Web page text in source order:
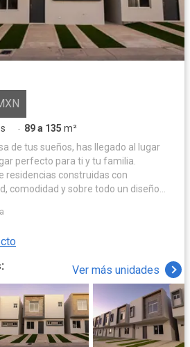
· 89 a 135 m²
de tus sueños, has llegado al lugar
perfecto para ti y tu familia.
residencias construidas con
comodidad y sobre todo un diseño
Ver más unidades